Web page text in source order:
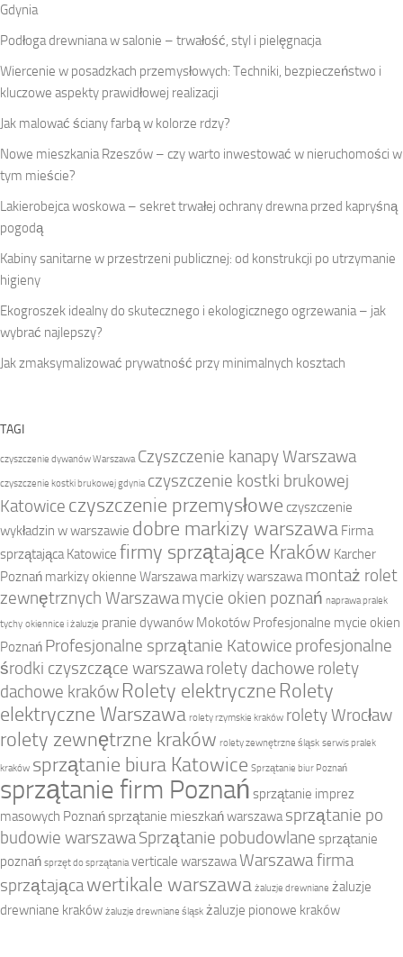
Gdynia
Podłoga drewniana w salonie – trwałość, styl i pielęgnacja
Wiercenie w posadzkach przemysłowych: Techniki, bezpieczeństwo i
kluczowe aspekty prawidłowej realizacji
Jak malować ściany farbą w kolorze rdzy?
Nowe mieszkania Rzeszów – czy warto inwestować w nieruchomości w
tym mieście?
Lakierobejca woskowa – sekret trwałej ochrany drewna przed kapryśną
pogodą
Kabiny sanitarne w przestrzeni publicznej: od konstrukcji po utrzymanie
higieny
Ekogroszek idealny do skutecznego i ekologicznego ogrzewania – jak
wybrać najlepszy?
Jak zmaksymalizować prywatność przy minimalnych kosztach
TAGI
czyszczenie dywanów Warszawa Czyszczenie kanapy Warszawa
czyszczenie kostki brukowej gdynia czyszczenie kostki brukowej
Katowice czyszczenie przemysłowe czyszczenie
wykładzin w warszawie dobre markizy warszawa Firma
sprzątająca Katowice firmy sprzątające Kraków Karcher
Poznań markizy okienne Warszawa markizy warszawa montaż rolet
zewnętrznych Warszawamycie okien poznań naprawa pralek
tychy okiennice i żaluzje pranie dywanów Mokotów Profesjonalne mycie okien
Poznań Profesjonalne sprzątanie Katowice profesjonalne
środki czyszczące warszawarolety dachowe rolety
dachowe kraków Rolety elektryczne Rolety
elektryczne Warszawa rolety rzymskie kraków rolety Wrocław
rolety zewnętrzne kraków rolety zewnętrzne śląsk serwis pralek
kraków sprzątanie biura Katowice Sprzątanie biur Poznań
sprzątanie firm Poznań sprzątanie imprez
masowych Poznańsprzątanie mieszkań warszawa sprzątanie po
budowie warszawaSprzątanie pobudowlane sprzątanie
poznań sprzęt do sprzątania verticale warszawaWarszawa firma
sprzątającawertikale warszawa żaluzje drewniane żaluzje
drewniane kraków żaluzje drewniane śląsk żaluzje pionowe kraków